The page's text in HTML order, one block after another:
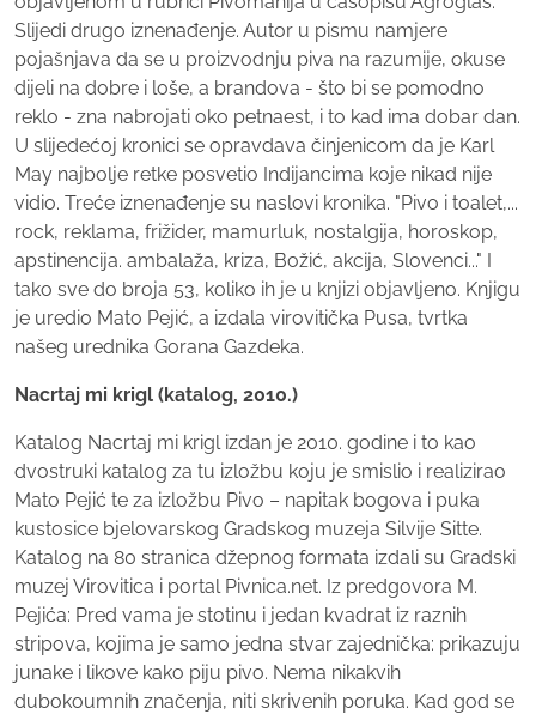
Slijedi drugo iznenađenje. Autor u pismu namjere
pojašnjava da se u proizvodnju piva na razumije, okuse
dijeli na dobre i loše, a brandova - što bi se pomodno
reklo - zna nabrojati oko petnaest, i to kad ima dobar dan.
U slijedećoj kronici se opravdava činjenicom da je Karl
May najbolje retke posvetio Indijancima koje nikad nije
vidio. Treće iznenađenje su naslovi kronika. "Pivo i toalet,...
rock, reklama, frižider, mamurluk, nostalgija, horoskop,
apstinencija. ambalaža, kriza, Božić, akcija, Slovenci..." I
tako sve do broja 53, koliko ih je u knjizi objavljeno. Knjigu
je uredio Mato Pejić, a izdala virovitička Pusa, tvrtka
našeg urednika Gorana Gazdeka.
Nacrtaj mi krigl (katalog, 2010.)
Katalog Nacrtaj mi krigl izdan je 2010. godine i to kao
dvostruki katalog za tu izložbu koju je smislio i realizirao
Mato Pejić te za izložbu Pivo – napitak bogova i puka
kustosice bjelovarskog Gradskog muzeja Silvije Sitte.
Katalog na 80 stranica džepnog formata izdali su Gradski
muzej Virovitica i portal Pivnica.net. Iz predgovora M.
Pejića: Pred vama je stotinu i jedan kvadrat iz raznih
stripova, kojima je samo jedna stvar zajednička: prikazuju
junake i likove kako piju pivo. Nema nikakvih
dubokoumnih značenja, niti skrivenih poruka. Kad god se